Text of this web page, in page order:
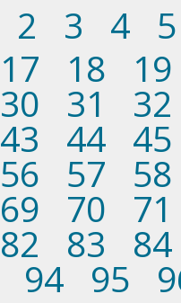
2 3 4
5
17 18 19
30 31 32
43 44 45
56 57 58
69 70 71
82 83 84
94 95